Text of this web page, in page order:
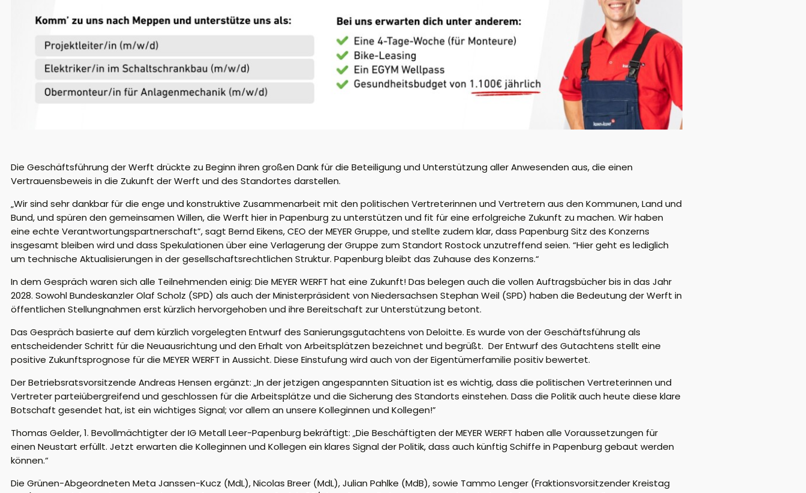
Die Geschäftsführung der Werft drückte zu Beginn ihren großen Dank für die Beteiligung und Unterstützung aller Anwesenden aus, die einen
Vertrauensbeweis in die Zukunft der Werft und des Standortes darstellen.
„Wir sind sehr dankbar für die enge und konstruktive Zusammenarbeit mit den politischen Vertreterinnen und Vertretern aus den Kommunen, Land und
Bund, und spüren den gemeinsamen Willen, die Werft hier in Papenburg zu unterstützen und fit für eine erfolgreiche Zukunft zu machen. Wir haben
eine echte Verantwortungspartnerschaft”, sagt Bernd Eikens, CEO der MEYER Gruppe, und stellte zudem klar, dass Papenburg Sitz des Konzerns
insgesamt bleiben wird und dass Spekulationen über eine Verlagerung der Gruppe zum Standort Rostock unzutreffend seien. “Hier geht es lediglich
um technische Aktualisierungen in der gesellschaftsrechtlichen Struktur. Papenburg bleibt das Zuhause des Konzerns.“
In dem Gespräch waren sich alle Teilnehmenden einig: Die MEYER WERFT hat eine Zukunft! Das belegen auch die vollen Auftragsbücher bis in das Jahr
2028. Sowohl Bundeskanzler Olaf Scholz (SPD) als auch der Ministerpräsident von Niedersachsen Stephan Weil (SPD) haben die Bedeutung der Werft in
öffentlichen Stellungnahmen erst kürzlich hervorgehoben und ihre Bereitschaft zur Unterstützung betont.
Das Gespräch basierte auf dem kürzlich vorgelegten Entwurf des Sanierungsgutachtens von Deloitte. Es wurde von der Geschäftsführung als
entscheidender Schritt für die Neuausrichtung und den Erhalt von Arbeitsplätzen bezeichnet und begrüßt. Der Entwurf des Gutachtens stellt eine
positive Zukunftsprognose für die MEYER WERFT in Aussicht. Diese Einstufung wird auch von der Eigentümerfamilie positiv bewertet.
Der Betriebsratsvorsitzende Andreas Hensen ergänzt: „In der jetzigen angespannten Situation ist es wichtig, dass die politischen Vertreterinnen und
Vertreter parteiübergreifend und geschlossen für die Arbeitsplätze und die Sicherung des Standorts einstehen. Dass die Politik auch heute diese klare
Botschaft gesendet hat, ist ein wichtiges Signal; vor allem an unsere Kolleginnen und Kollegen!”
Thomas Gelder, 1. Bevollmächtigter der IG Metall Leer-Papenburg bekräftigt: „Die Beschäftigten der MEYER WERFT haben alle Voraussetzungen für
einen Neustart erfüllt. Jetzt erwarten die Kolleginnen und Kollegen ein klares Signal der Politik, dass auch künftig Schiffe in Papenburg gebaut werden
können.“
Die Grünen-Abgeordneten Meta Janssen-Kucz (MdL), Nicolas Breer (MdL), Julian Pahlke (MdB), sowie Tammo Lenger (Fraktionsvorsitzender Kreistag